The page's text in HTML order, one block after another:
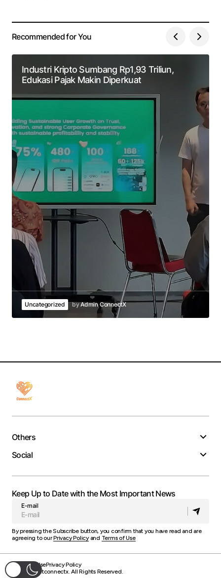
Recommended for You
Industri Kripto Sumbang Rp1,93 Triliun,
Edukasi Pajak Makin Diperkuat
Uncategorized byAdmin ConnectX
Others
Social
Keep Up to Date with the Most Important News
E-mail
By pressing the Subscribe button, you confirm that you have read and are
agreeing to ourPrivacy Policyand Terms of Use
Terms of UsePrivacy Policy
© 2025 Getconnectx. All Rights Reserved.